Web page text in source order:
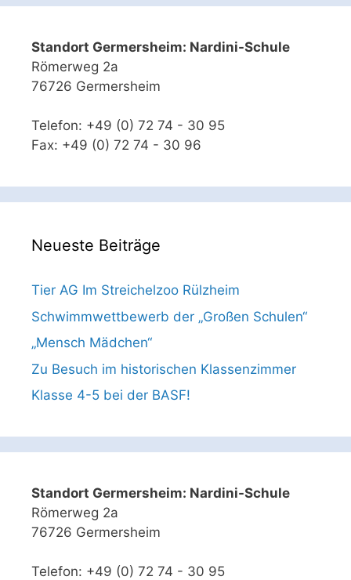
Standort Germersheim: Nardini-Schule
Römerweg 2a
76726 Germersheim
Telefon: +49 (0) 72 74 - 30 95
Fax: +49 (0) 72 74 - 30 96
Neueste Beiträge
Tier AG Im Streichelzoo Rülzheim
Schwimmwettbewerb der „Großen Schulen“
„Mensch Mädchen“
Zu Besuch im historischen Klassenzimmer
Klasse 4-5 bei der BASF!
Standort Germersheim: Nardini-Schule
Römerweg 2a
76726 Germersheim
Telefon: +49 (0) 72 74 - 30 95